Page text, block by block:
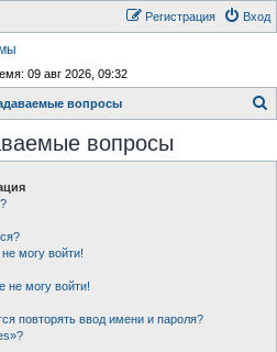
Вход
Регистрация
09 авг 2026, 09:32
вопросы
вопросы
могу войти!
не могу войти!
повторять ввод имени и пароля?